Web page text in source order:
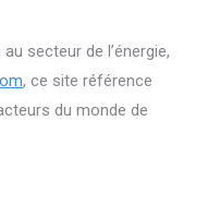
secteur de l’énergie,
, ce site référence
du monde de